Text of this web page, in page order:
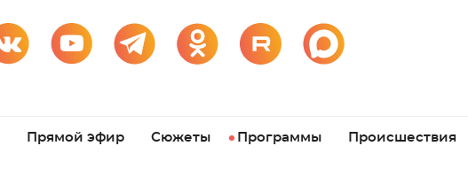
Прямой эфир Сюжеты Программы Происшествия